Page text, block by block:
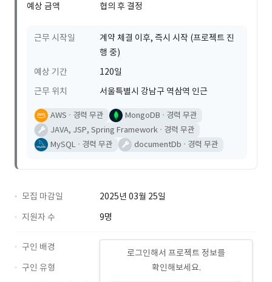
예상 금액
협의 후 결정
근무 시작일
계약 체결 이후, 즉시 시작 (프로젝트 진
행 중)
예상 기간
120일
근무 위치
서울특별시 강남구 역삼역 인근
AWS 경력 무관 MongoDB
경력 무관
JAVA, JSP, Spring Framework
경력 무관
MySQL
경력 무관 documentDb 경력 무관
모집 마감일
2025년 03월 25일
지원자 수
9명
로그인해서 프로젝트 정보를
확인해보세요.
구인 배경
구인 유형